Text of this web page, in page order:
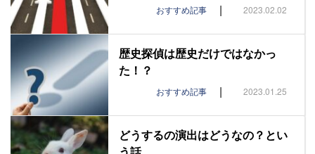
おすすめ記事 | 2023.02.02
歴史探偵は歴史だけではなかっ
た！？
おすすめ記事 | 2023.01.25
どうするの演出はどうなの？とい